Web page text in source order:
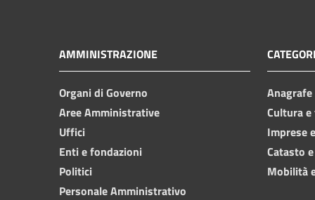
AMMINISTRAZIONE
Organi di Governo
Aree Amministrative
Uffici
Enti e fondazioni
Politici
Personale Amministrativo
Cultura
Imprese
Catasto
Mobilità